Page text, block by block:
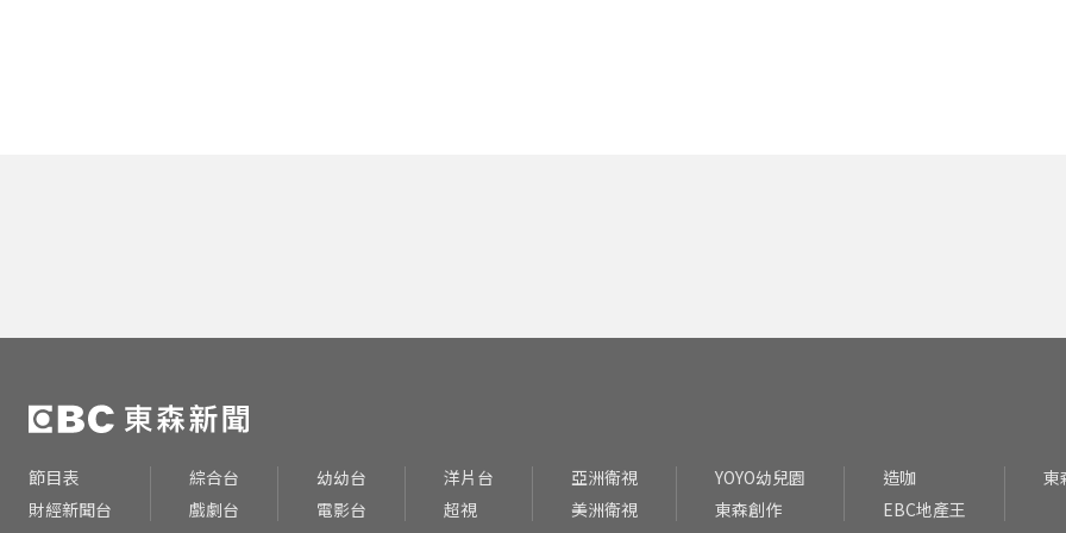
節目表
財經新聞台
綜合台
戲劇台
幼幼台
電影台
洋片台
超視
亞洲衛視
美洲衛視
YOYO幼兒園
東森創作
造咖
EBC地產王
東